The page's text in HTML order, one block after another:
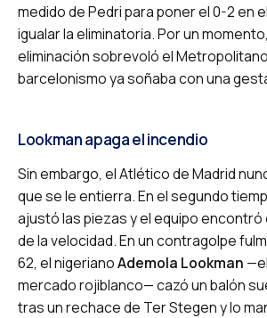
medido de Pedri para poner el 0-2 en
igualar la eliminatoria. Por un
eliminación sobrevoló el
barcelonismo ya soñaba con una
Lookman apaga el incendio
Sin embargo, el Atlético de Madrid
que se le entierra. En el segundo
ajustó las piezas y el equipo
de la velocidad. En un contragolpe
62, el nigerianoAdemola Lookman
mercado rojiblanco— cazó un balón
tras un rechace de Ter Stegen y lo